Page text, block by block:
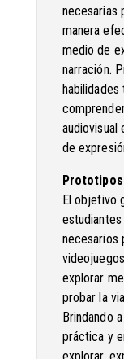
necesarias
manera
medio de
narración.
de
El objetivo
necesarios
explorar
probar la
Brindando
práctica y